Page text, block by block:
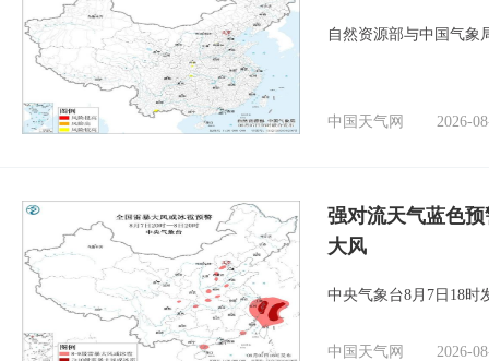
自然资源部与中国气象
中国天气网 2026-
强对流天气蓝色
大风
中央气象台8月7日18时
中国天气网 2026-